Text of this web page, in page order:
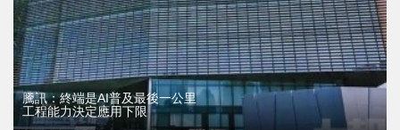
騰訊：終端是AI普及最後一公里
工程能力決定應用下限